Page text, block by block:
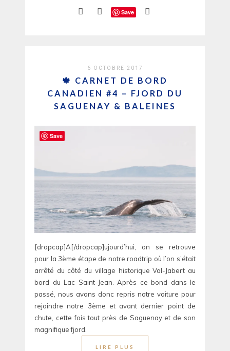
Save
6 OCTOBRE 2017
🍁 CARNET DE BORD
CANADIEN #4 – FJORD DU
SAGUENAY & BALEINES
[dropcap]A[/dropcap]ujourd’hui, on se retrouve
pour la 3ème étape de notre roadtrip où l’on s’était
arrêté du côté du village historique Val-Jabert au
bord du Lac Saint-Jean. Après ce bond dans le
passé, nous avons donc repris notre voiture pour
rejoindre notre 3ème et avant dernier point de
chute, cette fois tout près de Saguenay et de son
magnifique fjord.
LIRE PLUS
Save